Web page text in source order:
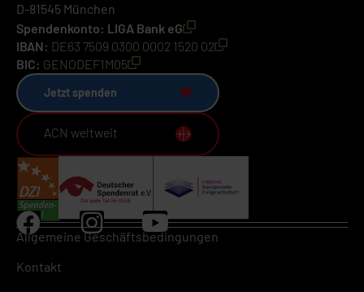
D-81545 München
Spendenkonto: LIGA Bank eG
IBAN: DE63 7509 0300 0002 1520 02
BIC: GENODEF1M05
Jetzt spenden
ACN weltweit
Allgemeine Geschäftsbedingungen
Kontakt